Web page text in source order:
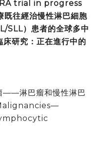
trial in progress
既往經治慢性淋巴細胞
SLL）患者的全球多中
床研究：正在進行中的
——淋巴瘤和慢性淋巴